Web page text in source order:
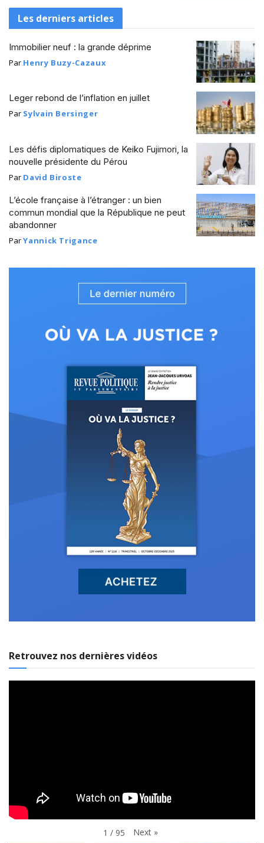
Les derniers articles
Immobilier neuf : la grande déprime
Par Henry Buzy-Cazaux
Leger rebond de l’inflation en juillet
Par Sylvain Bersinger
Les défis diplomatiques de Keiko Fujimori, la
nouvelle présidente du Pérou
Par David Biroste
L’école française à l’étranger : un bien
commun mondial que la République ne peut
abandonner
ParYannick Trigance
Retrouvez nos dernières vidéos
1 / 95 Next »